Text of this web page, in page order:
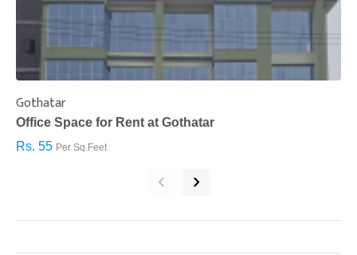
Gothatar
Office Space for Rent at Gothatar
Rs. 55 Per Sq.Feet
‹ ›